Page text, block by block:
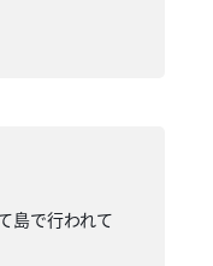
島で行われて